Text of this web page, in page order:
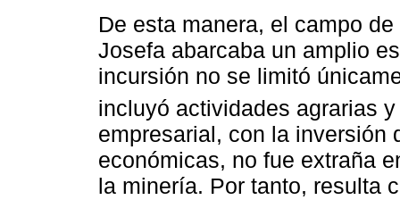
De esta manera, el campo
Josefa abarcaba un amplio
incursión no se limitó
incluyó actividades agrarias
empresarial, con la inversión
económicas, no fue extraña
la minería. Por tanto, resulta